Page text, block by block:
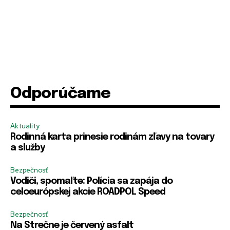
PRIHLÁSIŤ SA ZAREGISTROVAŤ SA
E-mail*
PRIHLÁSIŤ SA ZAREGISTROVAŤ SA
R
e
m
E-mail*
Odporúčame
Aktuality
Rodinná karta prinesie rodinám zľavy na tovary
a služby
Bezpečnosť
Vodiči, spomaľte: Polícia sa zapája do
celoeurópskej akcie ROADPOL Speed
Bezpečnosť
Na Strečne je červený asfalt